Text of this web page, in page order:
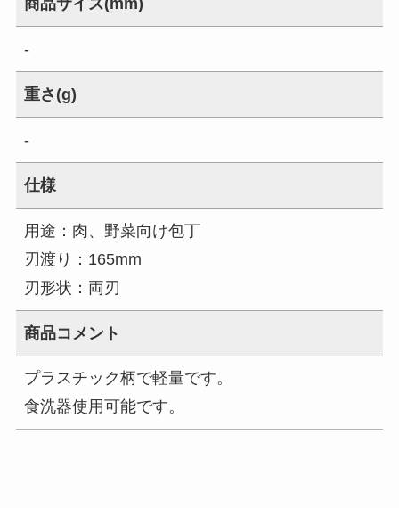
商品サイズ(mm)
-
重さ(g)
-
仕様
用途：肉、野菜向け包丁
刃渡り：165mm
刃形状：両刃
商品コメント
プラスチック柄で軽量です。
食洗器使用可能です。